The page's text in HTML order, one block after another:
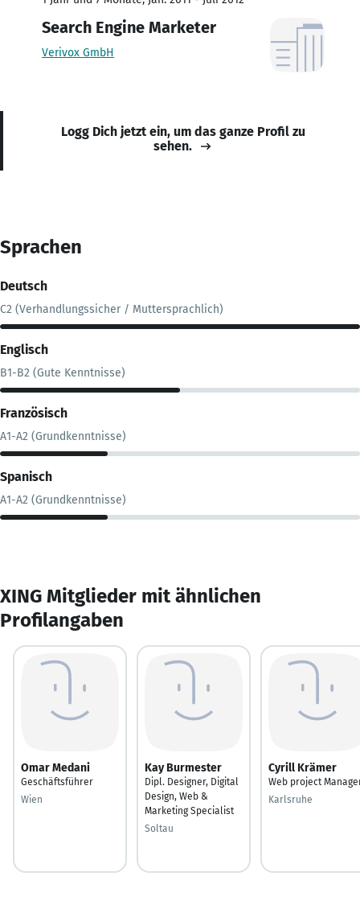
Search Engine Marketer
Verivox GmbH
Logg Dich jetzt ein, um das ganze Profil zu
sehen.
Sprachen
Deutsch
C2 (Verhandlungssicher / Muttersprachlich)
Englisch
B1-B2 (Gute Kenntnisse)
Französisch
A1-A2 (Grundkenntnisse)
Spanisch
A1-A2 (Grundkenntnisse)
XING Mitglieder mit ähnlichen
Profilangaben
Omar Medani
Geschäftsführer
Wien
Kay Burmester
Dipl. Designer, Digital
Design, Web &
Marketing Specialist
Soltau
Cyrill Krämer
Web project
Karlsruhe